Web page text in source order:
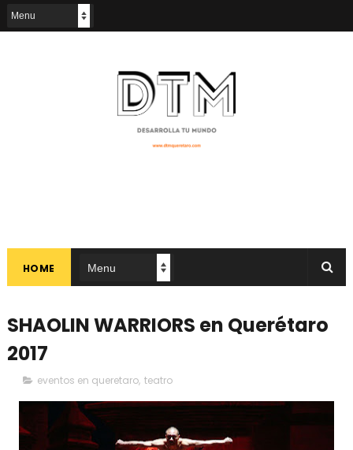
HOME
SHAOLIN WARRIORS en Querétaro
2017
eventos en queretaro, teatro